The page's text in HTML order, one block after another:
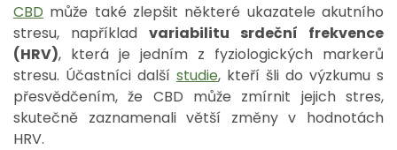
CBD může také zlepšit některé ukazatele akutního
stresu, například variabilitu srdeční frekvence
(HRV), která je jedním z fyziologických markerů
stresu. Účastníci další studie, kteří šli do výzkumu s
přesvědčením, že CBD může zmírnit jejich stres,
skutečně zaznamenali větší změny v hodnotách
HRV.